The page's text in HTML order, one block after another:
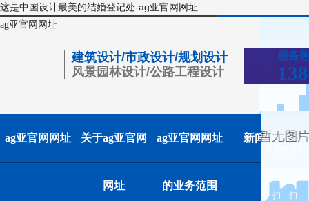
这是中国设计最美的结婚登记处-ag亚官网网址
ag亚官网网址
建筑设计/市政设计/规划设计
风景园林设计/公路工程设计
服务
ag亚官网网址 关于ag亚官网
网址
ag亚官网网址
的业务范围
新闻中心
扫一扫